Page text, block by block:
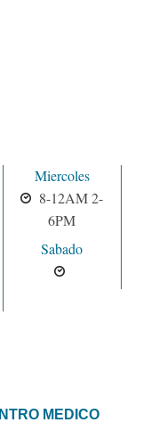
Miercoles
8-12AM 2-
6PM
Sabado
MEDICO